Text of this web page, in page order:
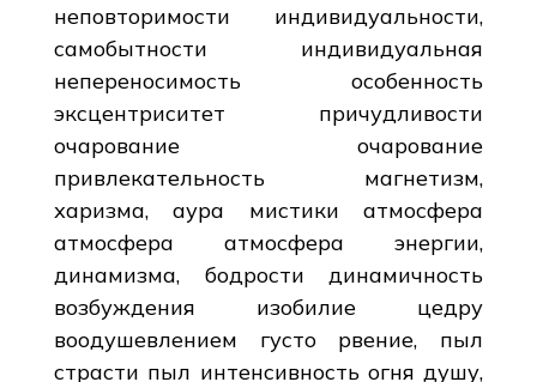
неповторимости индивидуальности,
самобытности индивидуальная
непереносимость особенность
эксцентриситет причудливости
очарование очарование
привлекательность магнетизм,
харизма, аура мистики атмосфера
атмосфера атмосфера энергии,
динамизма, бодрости динамичность
возбуждения изобилие цедру
воодушевлением густо рвение, пыл
страсти пыл интенсивность огня душу,